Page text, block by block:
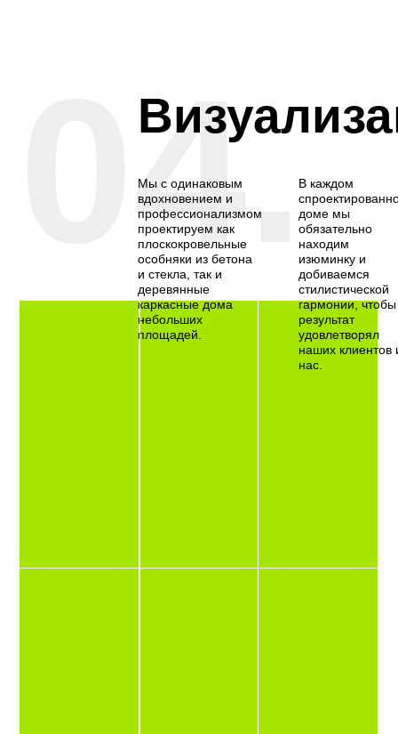
04.
Мы с одинаковым
вдохновением и
профессионализмом
проектируем как
плоскокровельные
особняки из бетона
и стекла, так и
деревянные
каркасные дома
небольших
площадей.
В каждом
доме мы
обязательно
находим
изюминку и
добиваемся
стилистической
гармонии, чтобы
результат
удовлетворял
наших клиентов
нас.